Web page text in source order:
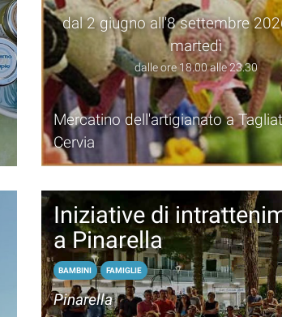
dal 2 giugno all'8 settembre
martedì
dalle ore 18.00 alle 23.30
Mercatino dell'artigianato a
Cervia
Iniziative di
a Pinarella
BAMBINI FAMIGLIE
Pinarella